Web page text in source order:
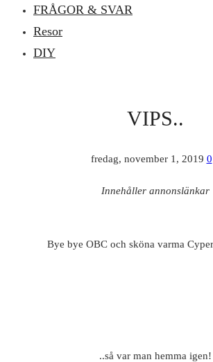
FRÅGOR & SVAR
Resor
DIY
VIPS..
fredag, november 1, 2019 0
Innehåller annonslänkar
Bye bye OBC och sköna varma
..så var man hemma igen!